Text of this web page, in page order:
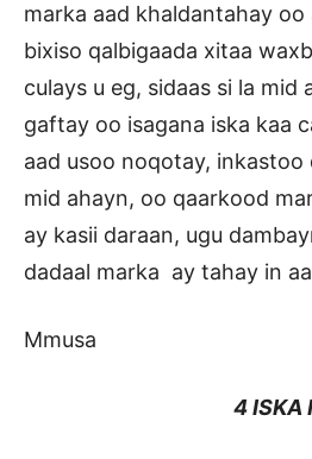
marka aad khaldantahay oo
bixiso qalbigaada xitaa
culays u eg, sidaas si la mid
gaftay oo isagana iska kaa
aad usoo noqotay, inkastoo
mid ahayn, oo qaarkood
ay kasii daraan, ugu
dadaal marka ay tahay in
Mmusa
4 ISKA